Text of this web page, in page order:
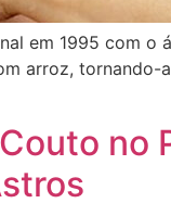
em 1995 com
arroz,
no